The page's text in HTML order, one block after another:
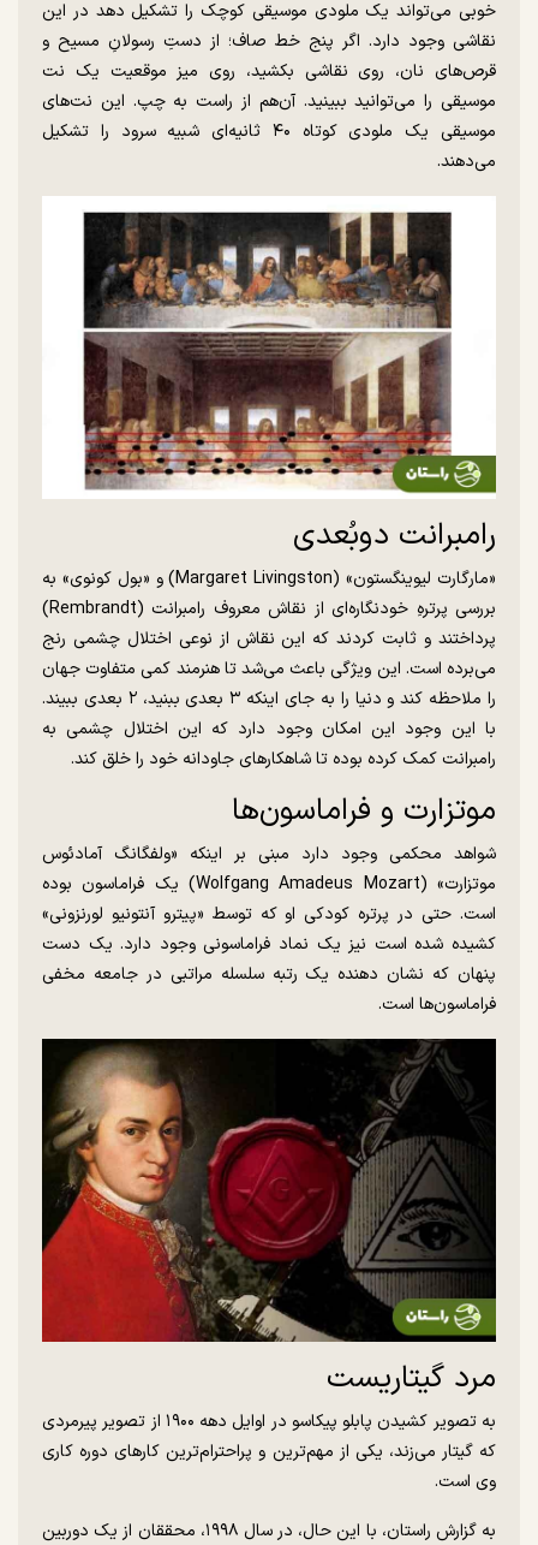
خوبی می‌تواند یک ملودی موسیقی کوچک را تشکیل دهد در این
نقاشی وجود دارد. اگر پنج خط صاف؛ از دستِ رسولانِ مسیح و
قرص‌های نان، روی نقاشی بکشید، روی میز موقعیت یک نت
موسیقی را می‌توانید ببینید. آن‌هم از راست به چپ. این نت‌های
موسیقی یک ملودی کوتاه ۴۰ ثانیه‌ای شبیه سرود را تشکیل
می‌دهند.
رامبرانت دوبُعدی
«مارگارت لیوینگستون» (Margaret Livingston) و «بول کونوی» به
بررسی پرترهِ خودنگاره‌ای از نقاش معروف رامبرانت (Rembrandt)
پرداختند و ثابت کردند که این نقاش از نوعی اختلال چشمی رنج
می‌برده است. این ویژگی باعث می‌شد تا هنرمند کمی متفاوت جهان
را ملاحظه کند و دنیا را به جای اینکه ۳ بعدی ببنید، ۲ بعدی ببیند.
با این وجود این امکان وجود دارد که این اختلال چشمی به
رامبرانت کمک کرده بوده تا شاهکار‌های جاودانه خود را خلق کند.
موتزارت و فراماسون‌ها
شواهد محکمی وجود دارد مبنی بر اینکه «ولفگانگ آمادئوس
موتزارت» (Wolfgang Amadeus Mozart) یک فراماسون بوده
است. حتی در پرتره کودکی او که توسط «پیترو آنتونیو لورنزونی»
کشیده شده است نیز یک نماد فراماسونی وجود دارد. یک دست
پنهان که نشان دهنده یک رتبه سلسله مراتبی در جامعه مخفی
فراماسون‌ها است.
مرد گیتاریست
به تصویر کشیدن پابلو پیکاسو در اوایل دهه ۱۹۰۰ از تصویر پیرمردی
که گیتار می‌زند، یکی از مهم‌ترین و پراحترام‌ترین کار‌های دوره کاری
وی است.
به گزارش راستان، با این حال، در سال ۱۹۹۸، محققان از یک دوربین